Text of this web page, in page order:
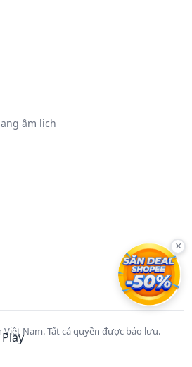
âm lịch
Nam. Tất cả quyền được bảo lưu.
×